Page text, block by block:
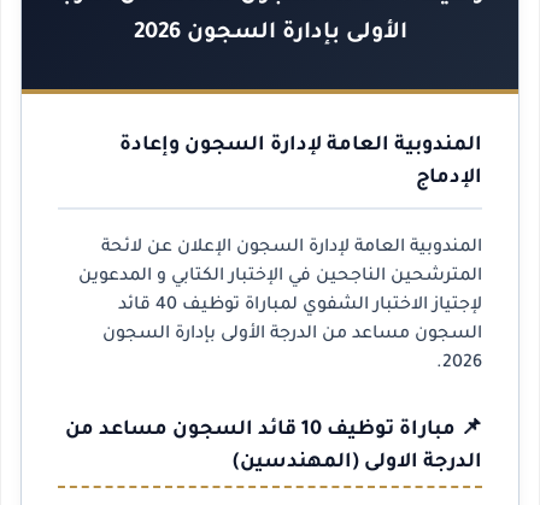
الأولى بإدارة السجون 2026
المندوبية العامة لإدارة السجون وإعادة
الإدماج
المندوبية العامة لإدارة السجون الإعلان عن لائحة
المترشحين الناجحين في الإختبار الكتابي و المدعوين
لإجتياز الاختبار الشفوي لمباراة توظيف 40 قائد
السجون مساعد من الدرجة الأولى بإدارة السجون
2026.
📌 مباراة توظيف 10 قائد السجون مساعد من
الدرجة الاولى (المهندسين)